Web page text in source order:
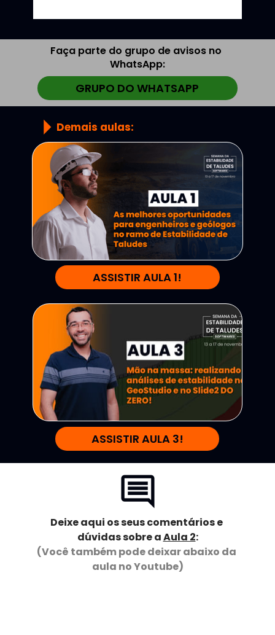
Faça parte do grupo de avisos no
WhatsApp:
GRUPO DO WHATSAPP
Demais aulas:
ASSISTIR AULA 1!
ASSISTIR AULA 3!
Deixe aqui os seus comentários e
dúvidas sobre a Aula 2:
(Você também pode deixar abaixo da
aula no Youtube)